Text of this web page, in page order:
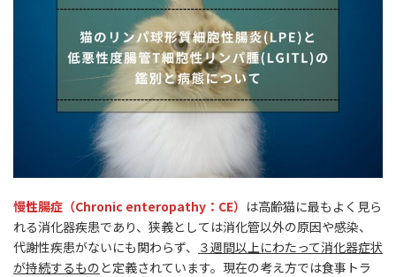
慢性腸症（Chronic enteropathy：CE） は高齢猫に最もよく見ら
れる消化器疾患であり、狭義としては消化管以外の原因や感染、
代謝性疾患がないにも関わらず、
３週間以上にわたって消化器症状
が持続するものと定義されています。現在の考え方では食事トラ